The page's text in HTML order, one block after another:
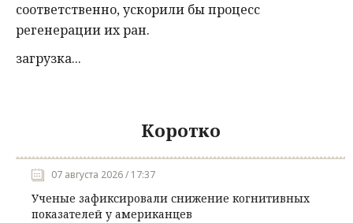
соответственно, ускорили бы процесс
регенерации их ран.
загрузка...
Коротко
07 августа 2026 / 17:37
Ученые зафиксировали снижение когнитивных
показателей у американцев